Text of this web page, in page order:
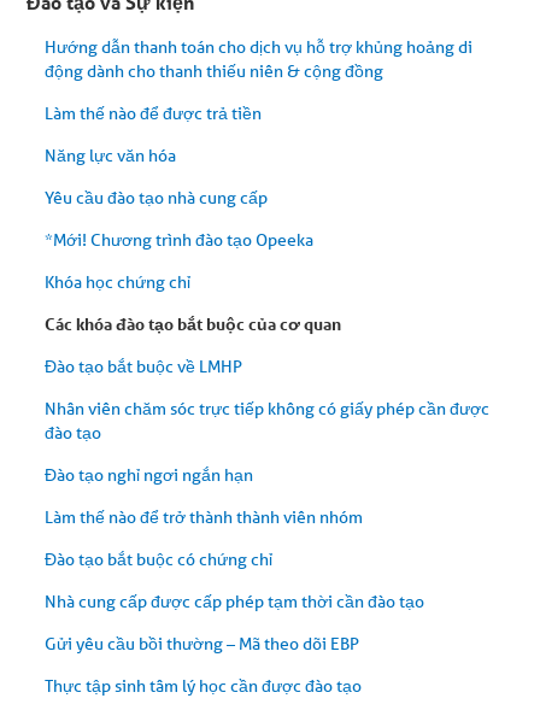
Hướng dẫn thanh toán cho dịch vụ hỗ trợ khủng hoảng di
động dành cho thanh thiếu niên & cộng đồng
Làm thế nào để được trả tiền
Năng lực văn hóa
Yêu cầu đào tạo nhà cung cấp
*Mới! Chương trình đào tạo Opeeka
Khóa học chứng chỉ
Các khóa đào tạo bắt buộc của cơ quan
Đào tạo bắt buộc về LMHP
Nhân viên chăm sóc trực tiếp không có giấy phép cần được
đào tạo
Đào tạo nghỉ ngơi ngắn hạn
Làm thế nào để trở thành thành viên nhóm
Đào tạo bắt buộc có chứng chỉ
Nhà cung cấp được cấp phép tạm thời cần đào tạo
Gửi yêu cầu bồi thường – Mã theo dõi EBP
Thực tập sinh tâm lý học cần được đào tạo